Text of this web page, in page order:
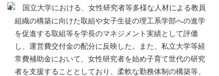
国立大学における、女性研究者等多様な人材による教員
組織の構築に向けた取組や女子生徒の理工系学部への進学
を促進する取組等を学長のマネジメント実績として評価
し、運営費交付金の配分に反映した。また、私立大学等経
常費補助金において、女性研究者を始め子育て世代の研究
者を支援することとしており、柔軟な勤務体制の構築等、